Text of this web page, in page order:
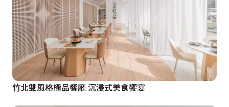
竹北雙風格極品餐廳 沉浸式美食饗宴